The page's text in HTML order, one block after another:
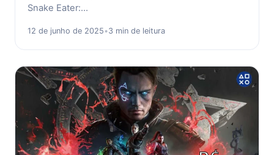
Snake Eater:…
12 de junho de 2025•3 min de leitura